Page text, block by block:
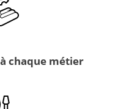
chaque métier